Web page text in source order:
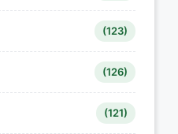
(123)
(126)
(121)